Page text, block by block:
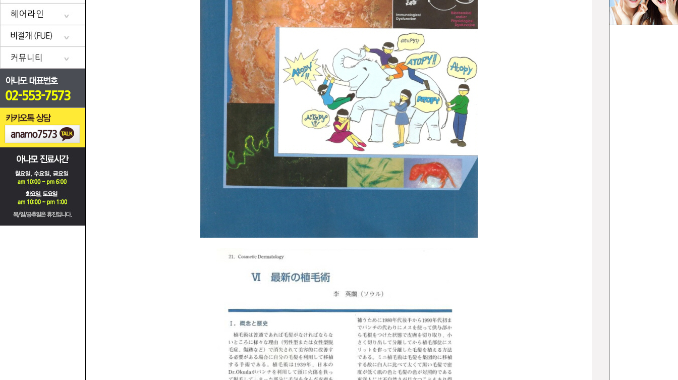
여성 눈썹
반영구 화장
아나모 눈썹 자료
속눈썹이식
아나모의 속눈썹 자료
아나모의 특별한 점
아나모의 디자인과 이식
수술 전후 사진
남성형탈모의 모발이식
여성형탈모의 모발이식
미세색소주입술
수술 전후 사진
아나모의 특별한 점
헤어라인 교정
아나모의 헤어라인 자료
수술후기
공지사항
수술 전 상담실
수술 후 상담실